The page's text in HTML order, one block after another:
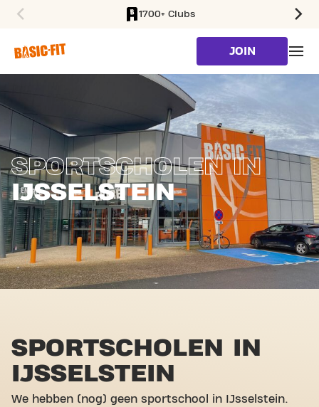
1700+ Clubs
JOIN
SPORTSCHOLEN IN
IJSSELSTEIN
SPORTSCHOLEN IN
IJSSELSTEIN
We hebben (nog) geen sportschool in IJsselstein.